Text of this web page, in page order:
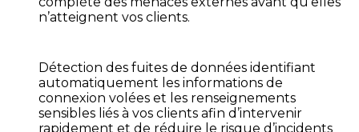
n’atteignent vos clients.
Détection des fuites de données identifiant
automatiquement les informations de
connexion volées et les renseignements
sensibles liés à vos clients afin d’intervenir
rapidement et de réduire le risque d’incidents